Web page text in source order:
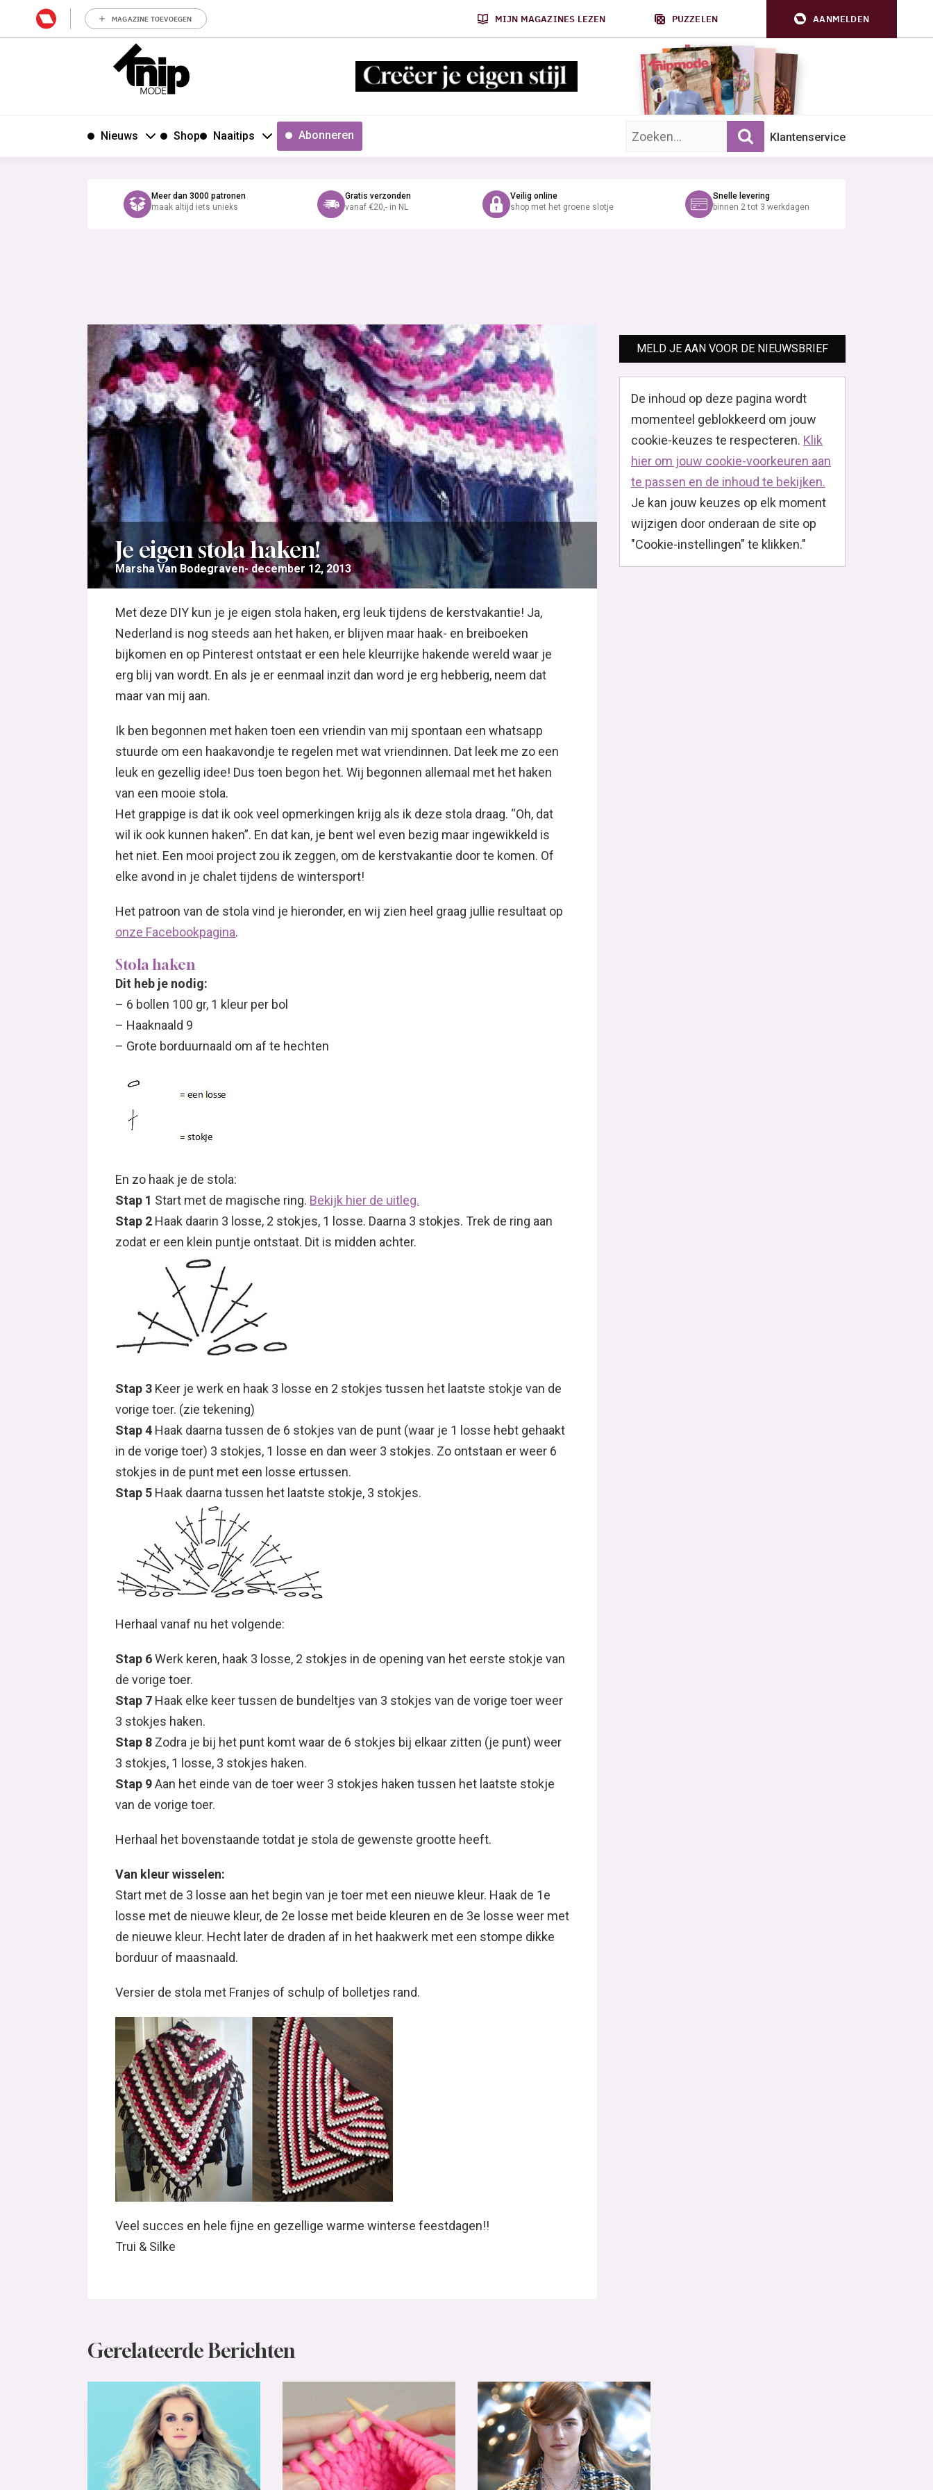
MAGAZINE TOEVOEGEN MIJN MAGAZINES LEZEN PUZZELEN AANMELDEN
Nieuws Shop Naaitips Abonneren Zoek op trefwoord: Klantenservice
Meer dan 3000 patronen
maak altijd iets unieks
Gratis verzonden
vanaf €20,- in NL
Veilig online
shop met het groene slotje
Snelle levering
binnen 2 tot 3 werkdagen
Je eigen stola haken!
Marsha Van Bodegraven december 12, 2013
Met deze DIY kun je je eigen stola haken, erg leuk tijdens de kerstvakantie! Ja,
Nederland is nog steeds aan het haken, er blijven maar haak- en breiboeken
bijkomen en op Pinterest ontstaat er een hele kleurrijke hakende wereld waar je
erg blij van wordt. En als je er eenmaal inzit dan word je erg hebberig, neem dat
maar van mij aan.
Ik ben begonnen met haken toen een vriendin van mij spontaan een whatsapp
stuurde om een haakavondje te regelen met wat vriendinnen. Dat leek me zo een
leuk en gezellig idee! Dus toen begon het. Wij begonnen allemaal met het haken
van een mooie stola.
Het grappige is dat ik ook veel opmerkingen krijg als ik deze stola draag. “Oh, dat
wil ik ook kunnen haken”. En dat kan, je bent wel even bezig maar ingewikkeld is
het niet. Een mooi project zou ik zeggen, om de kerstvakantie door te komen. Of
elke avond in je chalet tijdens de wintersport!
Het patroon van de stola vind je hieronder, en wij zien heel graag jullie resultaat op
onze Facebookpagina.
Stola haken
Dit heb je nodig:
– 6 bollen 100 gr, 1 kleur per bol
– Haaknaald 9
– Grote borduurnaald om af te hechten
En zo haak je de stola:
Stap 1 Start met de magische ring. Bekijk hier de uitleg.
Stap 2 Haak daarin 3 losse, 2 stokjes, 1 losse. Daarna 3 stokjes. Trek de ring aan
zodat er een klein puntje ontstaat. Dit is midden achter.
Stap 3 Keer je werk en haak 3 losse en 2 stokjes tussen het laatste stokje van de
vorige toer. (zie tekening)
Stap 4 Haak daarna tussen de 6 stokjes van de punt (waar je 1 losse hebt gehaakt
in de vorige toer) 3 stokjes, 1 losse en dan weer 3 stokjes. Zo ontstaan er weer 6
stokjes in de punt met een losse ertussen.
Stap 5 Haak daarna tussen het laatste stokje, 3 stokjes.
Herhaal vanaf nu het volgende:
Stap 6Werk keren, haak 3 losse, 2 stokjes in de opening van het eerste stokje van
de vorige toer.
Stap 7 Haak elke keer tussen de bundeltjes van 3 stokjes van de vorige toer weer
3 stokjes haken.
Stap 8 Zodra je bij het punt komt waar de 6 stokjes bij elkaar zitten (je punt) weer
3 stokjes, 1 losse, 3 stokjes haken.
Stap 9Aan het einde van de toer weer 3 stokjes haken tussen het laatste stokje
van de vorige toer.
Herhaal het bovenstaande totdat je stola de gewenste grootte heeft.
Van kleur wisselen:
Start met de 3 losse aan het begin van je toer met een nieuwe kleur. Haak de 1e
losse met de nieuwe kleur, de 2e losse met beide kleuren en de 3e losse weer met
de nieuwe kleur. Hecht later de draden af in het haakwerk met een stompe dikke
borduur of maasnaald.
Versier de stola met Franjes of schulp of bolletjes rand.
Veel succes en hele fijne en gezellige warme winterse feestdagen!!
Trui & Silke
MELD JE AAN VOOR DE NIEUWSBRIEF
De inhoud op deze pagina wordt
momenteel geblokkeerd om jouw
cookie-keuzes te respecteren. Klik
hier om jouw cookie-voorkeuren aan
te passen en de inhoud te bekijken.
Je kan jouw keuzes op elk moment
wijzigen door onderaan de site op
"Cookie-instellingen" te klikken."
Gerelateerde Berichten